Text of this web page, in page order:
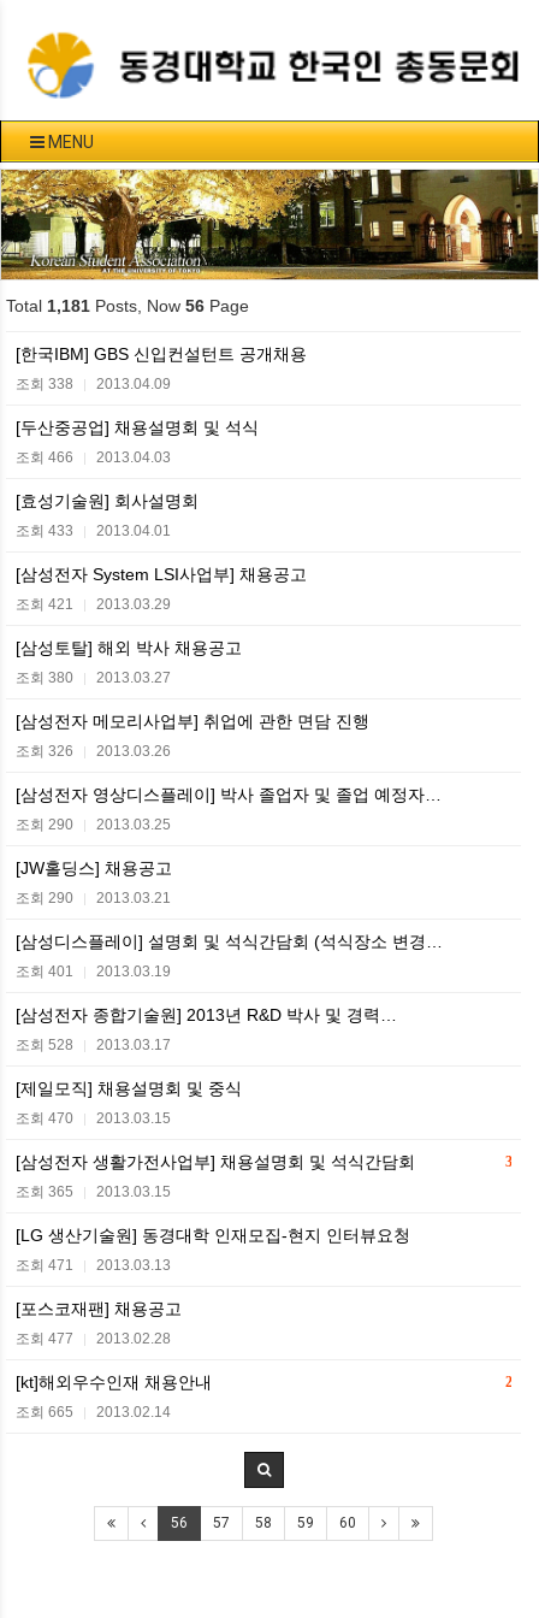
MENU
Total 1,181 Posts, Now 56 Page
[한국IBM] GBS 신입컨설턴트 공개채용
조회 338 | 2013.04.09
[두산중공업] 채용설명회 및 석식
조회 466 | 2013.04.03
[효성기술원] 회사설명회
조회 433 | 2013.04.01
[삼성전자 System LSI사업부] 채용공고
조회 421 | 2013.03.29
[삼성토탈] 해외 박사 채용공고
조회 380 | 2013.03.27
[삼성전자 메모리사업부] 취업에 관한 면담 진행
조회 326 | 2013.03.26
[삼성전자 영상디스플레이] 박사 졸업자 및 졸업 예정자…
조회 290 | 2013.03.25
[JW홀딩스] 채용공고
조회 290 | 2013.03.21
[삼성디스플레이] 설명회 및 석식간담회 (석식장소 변경…
조회 401 | 2013.03.19
[삼성전자 종합기술원] 2013년 R&D 박사 및 경력…
조회 528 | 2013.03.17
[제일모직] 채용설명회 및 중식
조회 470 | 2013.03.15
3
[삼성전자 생활가전사업부] 채용설명회 및 석식간담회
조회 365 | 2013.03.15
[LG 생산기술원] 동경대학 인재모집-현지 인터뷰요청
조회 471 | 2013.03.13
[포스코재팬] 채용공고
조회 477 | 2013.02.28
2
[kt]해외우수인재 채용안내
조회 665 | 2013.02.14
56 57 58 59 60